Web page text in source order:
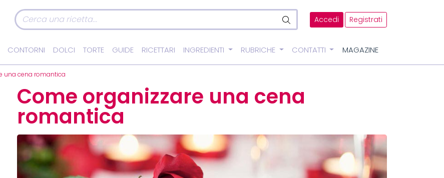
Accedi Registrati
CONTORNI DOLCI TORTE GUIDE RICETTARI INGREDIENTI RUBRICHE CONTATTI MAGAZINE
una cena romantica
Come organizzare una cena
romantica